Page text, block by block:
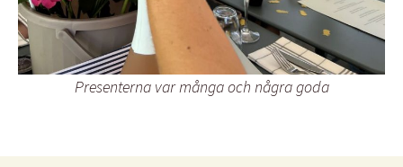
Presenterna var många och några goda